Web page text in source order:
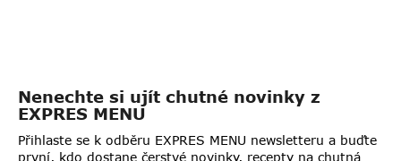
Nenechte si ujít chutné novinky z
EXPRES MENU
Přihlaste se k odběru EXPRES MENU newsletteru a buďte
první, kdo dostane čerstvé novinky, recepty na chutná